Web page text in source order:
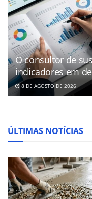
O consultor de
indicadores em
8 DE AGOSTO DE 2026
ÚLTIMAS NOTÍCIAS